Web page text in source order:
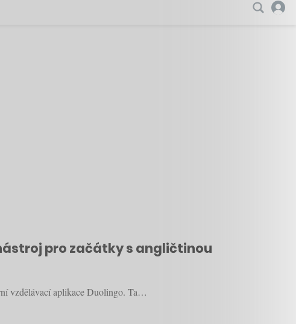
pro začátky s angličtinou
vzdělávací aplikace Duolingo. Ta…